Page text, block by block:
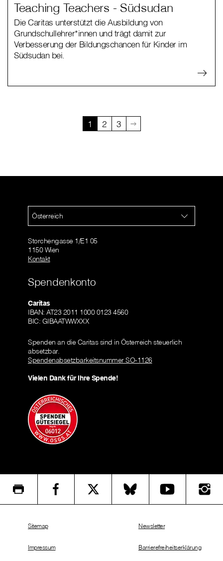
Teaching Teachers - Südsudan
Die Caritas unterstützt die Ausbildung von
Grundschullehrer*innen und trägt damit zur
Verbesserung der Bildungschancen für Kinder im
Südsudan bei.
1 2 3
Österreich
Storchengasse 1/E1 05
1150 Wien
Kontakt
Spendenkonto
Caritas
IBAN: AT23 2011 1000 0123 4560
BIC: GIBAATWWXXX
Spenden an die Caritas sind in Österreich steuerlich
absetzbar.
Spendenabsetzbarkeitsnummer SO-1126
Vielen Dank für Ihre Spende!
Sitemap
Impressum
Newsletter
Barrierefreiheitserklärung